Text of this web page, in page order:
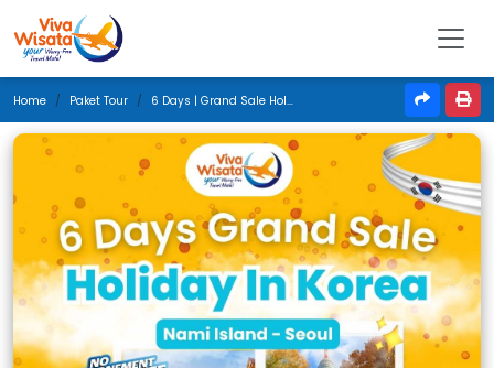
Home Paket Tour 6 Days | Grand Sale Holiday In Korea | September 2025 | Denpasar